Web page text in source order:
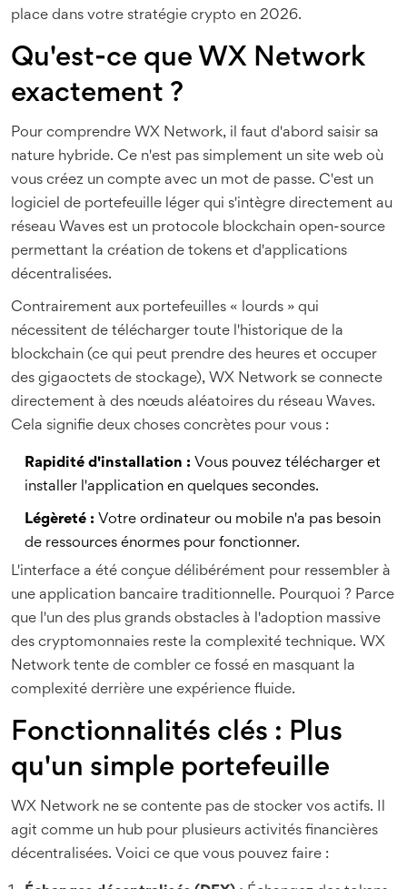
place dans votre stratégie crypto en 2026.
Qu'est-ce que WX Network
exactement ?
Pour comprendre WX Network, il faut d'abord saisir sa
nature hybride. Ce n'est pas simplement un site web où
vous créez un compte avec un mot de passe. C'est un
logiciel de portefeuille léger qui s'intègre directement au
réseau Waves est un protocole blockchain open-source
permettant la création de tokens et d'applications
décentralisées.
Contrairement aux portefeuilles « lourds » qui
nécessitent de télécharger toute l'historique de la
blockchain (ce qui peut prendre des heures et occuper
des gigaoctets de stockage), WX Network se connecte
directement à des nœuds aléatoires du réseau Waves.
Cela signifie deux choses concrètes pour vous :
Rapidité d'installation : Vous pouvez télécharger et
installer l'application en quelques secondes.
Légèreté : Votre ordinateur ou mobile n'a pas besoin
de ressources énormes pour fonctionner.
L'interface a été conçue délibérément pour ressembler à
une application bancaire traditionnelle. Pourquoi ? Parce
que l'un des plus grands obstacles à l'adoption massive
des cryptomonnaies reste la complexité technique. WX
Network tente de combler ce fossé en masquant la
complexité derrière une expérience fluide.
Fonctionnalités clés : Plus
qu'un simple portefeuille
WX Network ne se contente pas de stocker vos actifs. Il
agit comme un hub pour plusieurs activités financières
décentralisées. Voici ce que vous pouvez faire :